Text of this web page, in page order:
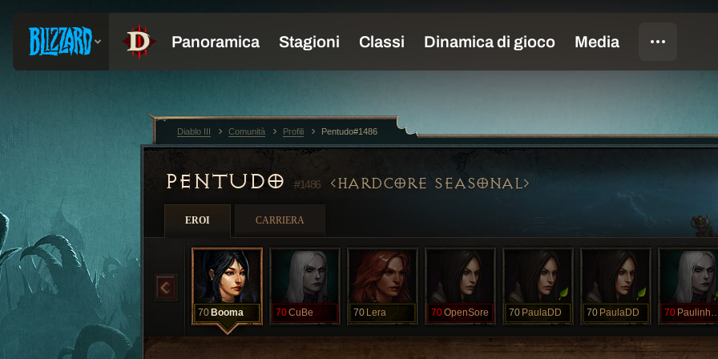
PENTUDO #1486 HARDCORE SEASONAL
EROI CARRIERA
70 Booma 70CuBe 70 Lera 70OpenSore 70 PaulaDD 70 PaulaDD 70
Diablo III Comunità Profili Pentudo#1486